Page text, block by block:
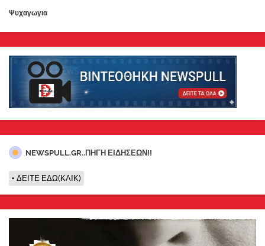
Ψυχαγωγια
NEWSPULL.GR..ΠΗΓΗ ΕΙΔΗΣΕΩΝ!!
ΔΕΙΤΕ ΕΔΩ(ΚΛΙΚ)